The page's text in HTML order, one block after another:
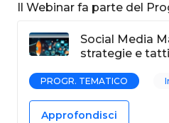
Il Webinar fa parte del
Social Media
strategie e
PROGR. TEMATICO
Approfondisci